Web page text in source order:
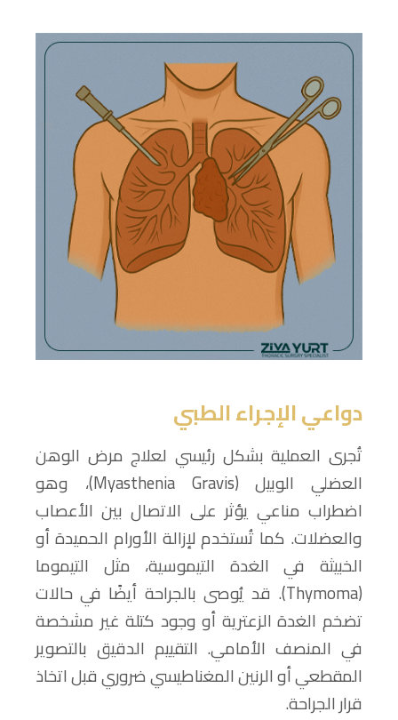
دواعي الإجراء الطبي
تُجرى العملية بشكل رئيسي لعلاج مرض الوهن
العضلي الوبيل (Myasthenia Gravis)، وهو
اضطراب مناعي يؤثر على الاتصال بين الأعصاب
والعضلات. كما تُستخدم لإزالة الأورام الحميدة أو
الخبيثة في الغدة التيموسية، مثل التيموما
(Thymoma). قد يُوصى بالجراحة أيضًا في حالات
تضخم الغدة الزعترية أو وجود كتلة غير مشخصة
في المنصف الأمامي. التقييم الدقيق بالتصوير
المقطعي أو الرنين المغناطيسي ضروري قبل اتخاذ
قرار الجراحة.